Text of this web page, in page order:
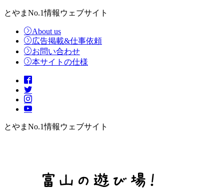
とやまNo.1情報ウェブサイト
About us
広告掲載&仕事依頼
お問い合わせ
本サイトの仕様
とやまNo.1情報ウェブサイト